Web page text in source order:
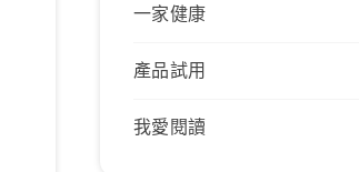
一家健康
產品試用
我愛閱讀